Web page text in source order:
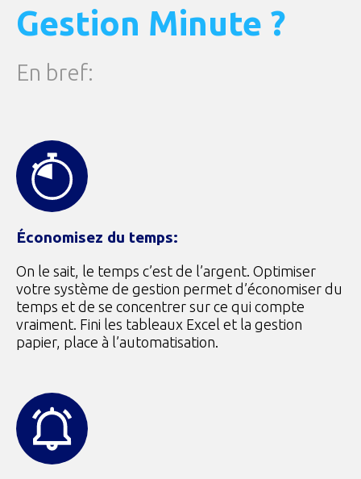
Gestion Minute ?
En bref:
Économisez du temps:
On le sait, le temps c’est de l’argent. Optimiser
votre système de gestion permet d’économiser du
temps et de se concentrer sur ce qui compte
vraiment. Fini les tableaux Excel et la gestion
papier, place à l’automatisation.